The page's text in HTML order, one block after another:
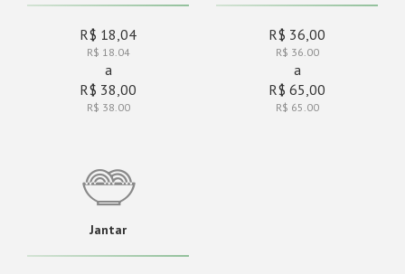
R$ 18,04
R$ 18.04
a
R$ 38,00
R$ 38.00
R$ 36,00
R$ 36.00
a
R$ 65,00
R$ 65.00
Jantar